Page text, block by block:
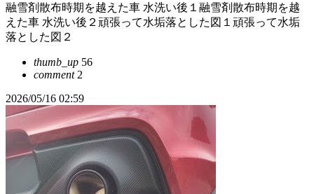
融雪剤散布時期を越えた車 水洗い後１融雪剤散布時期を越
えた車 水洗い後２頑張って水垢落とした図１頑張って水垢
落とした図２
thumb_up 56
comment2
2026/05/16 02:59